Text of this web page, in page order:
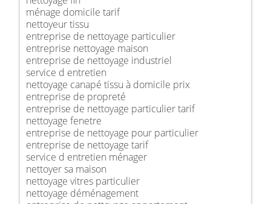
ménage domicile tarif
nettoyeur tissu
entreprise de nettoyage particulier
entreprise nettoyage maison
entreprise de nettoyage industriel
service d entretien
nettoyage canapé tissu à domicile prix
entreprise de propreté
entreprise de nettoyage particulier tarif
nettoyage fenetre
entreprise de nettoyage pour particulier
entreprise de nettoyage tarif
service d entretien ménager
nettoyer sa maison
nettoyage vitres particulier
nettoyage déménagement